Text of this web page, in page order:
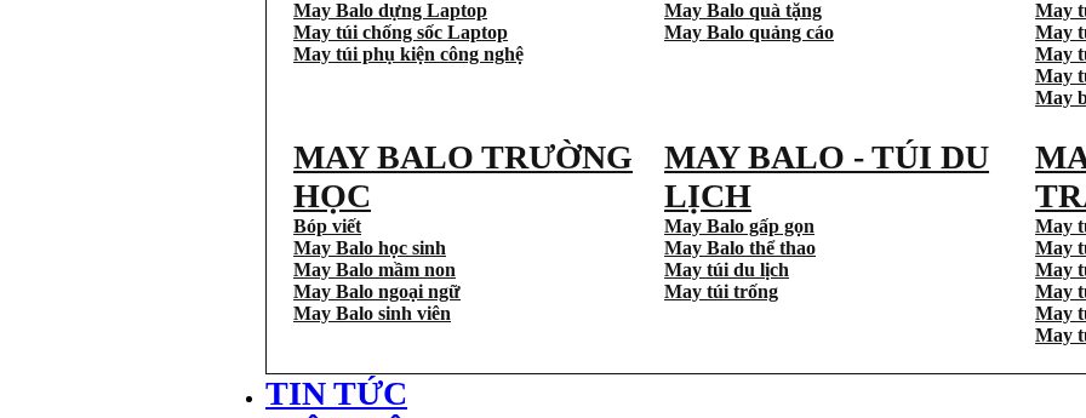
May Balo dựng Laptop
May túi chống sốc Laptop
May túi phụ kiện công nghệ
May Balo quà tặng
May Balo quảng cáo
May
May
May
May
May
MAY BALO TRƯỜNG
HỌC
Bóp viết
May Balo học sinh
May Balo mầm non
May Balo ngoại ngữ
May Balo sinh viên
MAY BALO - TÚI DU
LỊCH
May Balo gấp gọn
May Balo thể thao
May túi du lịch
May túi trống
May
May
May
May
May
May
TIN TỨC